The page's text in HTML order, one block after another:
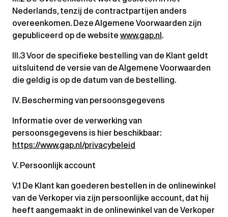
Nederlands, tenzij de contractpartijen anders
overeenkomen. Deze Algemene Voorwaarden zijn
gepubliceerd op de website www.gap.nl.
III.3 Voor de specifieke bestelling van de Klant geldt
uitsluitend de versie van de Algemene Voorwaarden
die geldig is op de datum van de bestelling.
IV. Bescherming van persoonsgegevens
Informatie over de verwerking van
persoonsgegevens is hier beschikbaar:
https://www.gap.nl/privacybeleid
V. Persoonlijk account
V.1 De Klant kan goederen bestellen in de onlinewinkel
van de Verkoper via zijn persoonlijke account, dat hij
heeft aangemaakt in de onlinewinkel van de Verkoper